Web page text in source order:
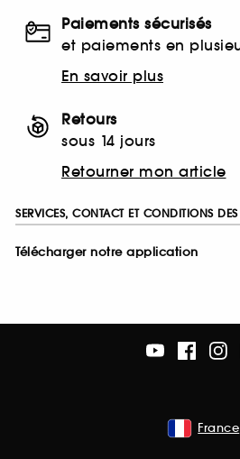
Paiements sécurisés
et paiements en
En savoir plus
Retours
sous 14 jours
Retourner mon article
SERVICES, CONTACT ET CONDITIONS DES
Télécharger notre application
France